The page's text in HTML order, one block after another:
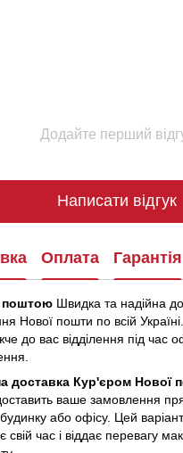
Додайте перший
Написати відгук
Оплата Гарантія
Швидка та надійна
Нової пошти по всій
до вас відділення під час
доставка Кур'єром Нової
ваше замовлення
або офісу. Цей
свій час і віддає перевагу